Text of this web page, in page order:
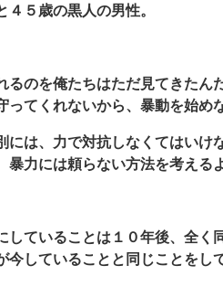
５歳の黒人の男性。
るのを俺たちはただ見てきたん
てくれないから、暴動を始め
には、力で対抗しなくてはいけ
力には頼らない方法を考える
していることは１０年後、全く
今していることと同じことをし